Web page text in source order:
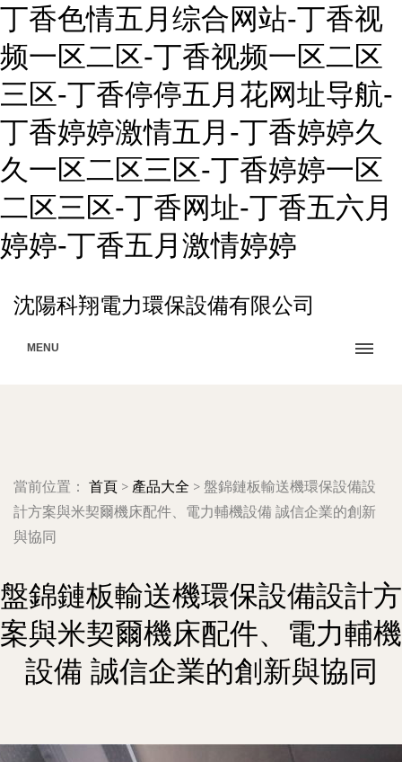
丁香色情五月综合网站-丁香视
频一区二区-丁香视频一区二区
三区-丁香停停五月花网址导航-
丁香婷婷激情五月-丁香婷婷久
久一区二区三区-丁香婷婷一区
二区三区-丁香网址-丁香五六月
婷婷-丁香五月激情婷婷
沈陽科翔電力環保設備有限公司
MENU
當前位置： 首頁 > 產品大全 > 盤錦鏈板輸送機環保設備設
計方案與米契爾機床配件、電力輔機設備 誠信企業的創新
與協同
盤錦鏈板輸送機環保設備設計方
案與米契爾機床配件、電力輔機
設備 誠信企業的創新與協同